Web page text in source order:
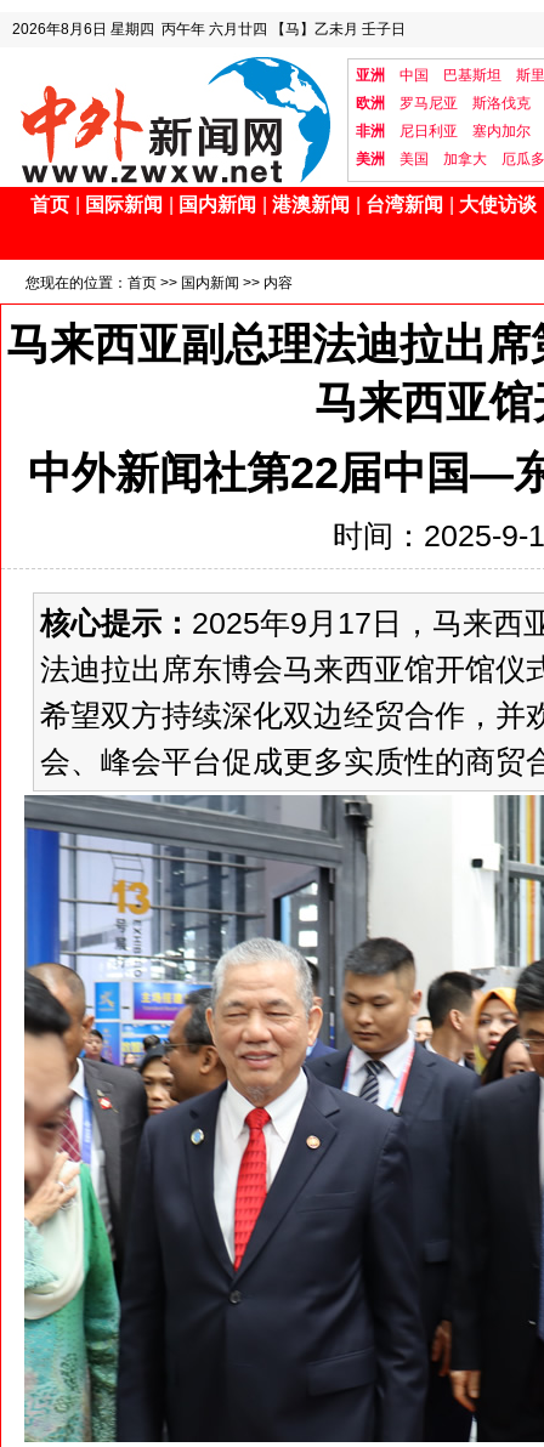
2026年8月6日 星期四 丙午年 六月廿四 【马】乙未月 壬子日
亚洲 中国 巴基斯坦
斯
欧洲
罗马尼亚
斯洛伐克
非洲
尼日利亚
塞内加尔
美洲
美国 加拿大 厄瓜
首页 国际新闻 国内新闻 港澳新闻 台湾新闻 大使访谈
您现在的位置： 首页 >> 国内新闻 >> 内容
马来西亚副总理法迪拉出
马来西亚
中外新闻社第22届中国—
时间：2025-9-
核心提示： 2025年9月17日，马来西
法迪拉出席东博会马来西亚馆开馆仪
希望双方持续深化双边经贸合作，并
会、峰会平台促成更多实质性的商贸